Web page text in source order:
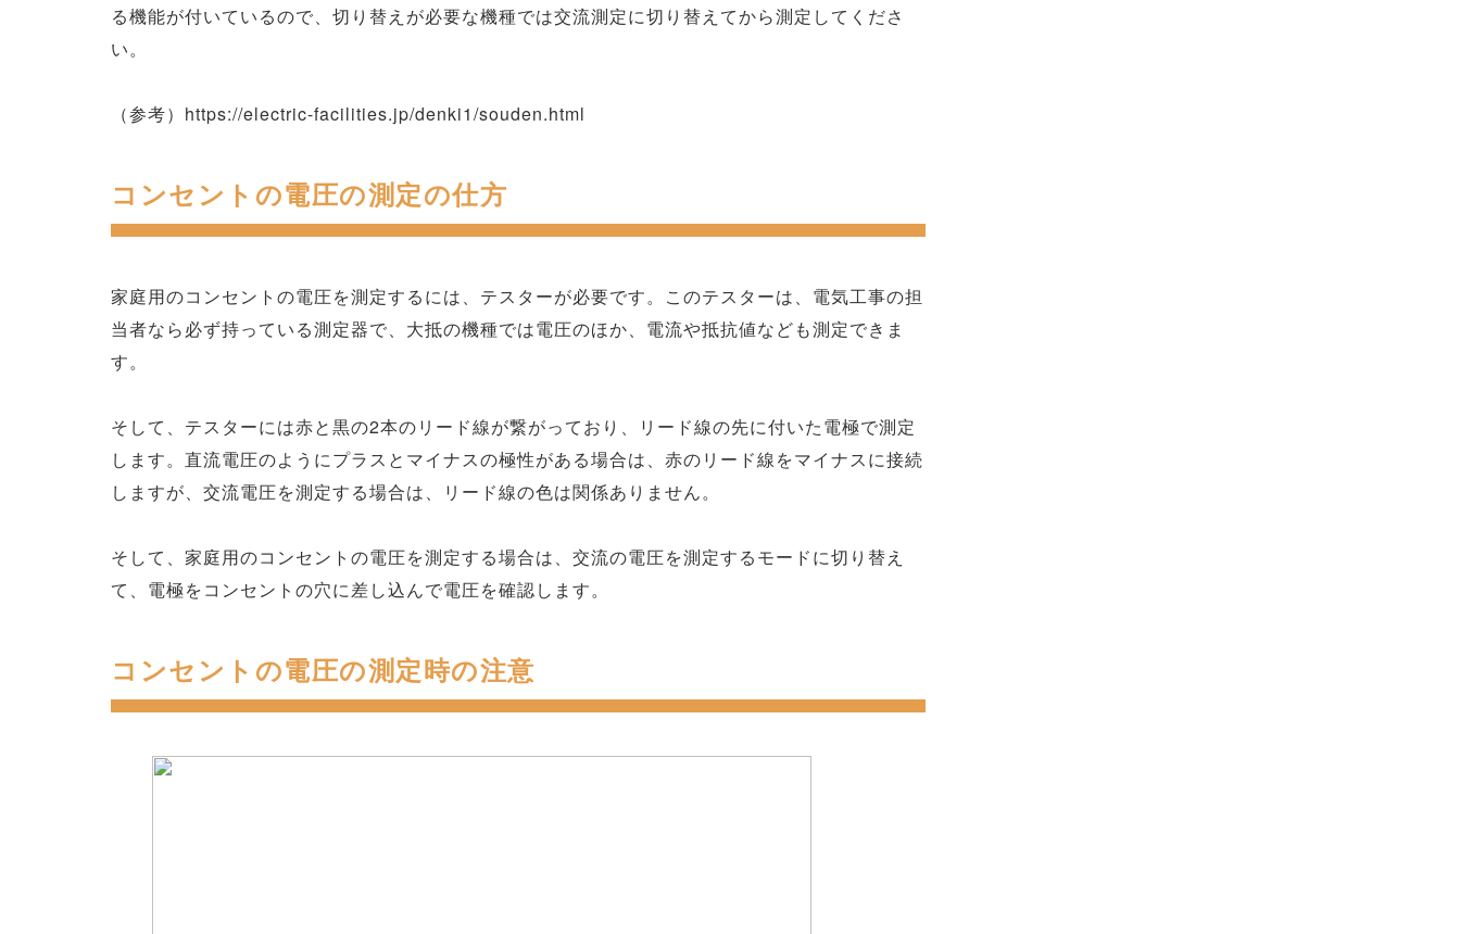
る機能が付いているので、切り替えが必要な機種では交流測定に切り替えてから測定してくださ
い。
（参考）https://electric-facilities.jp/denki1/souden.html
コンセントの電圧の測定の仕方
家庭用のコンセントの電圧を測定するには、テスターが必要です。このテスターは、電気工事の担
当者なら必ず持っている測定器で、大抵の機種では電圧のほか、電流や抵抗値なども測定できま
す。
そして、テスターには赤と黒の2本のリード線が繋がっており、リード線の先に付いた電極で測定
します。直流電圧のようにプラスとマイナスの極性がある場合は、赤のリード線をマイナスに接続
しますが、交流電圧を測定する場合は、リード線の色は関係ありません。
そして、家庭用のコンセントの電圧を測定する場合は、交流の電圧を測定するモードに切り替え
て、電極をコンセントの穴に差し込んで電圧を確認します。
コンセントの電圧の測定時の注意